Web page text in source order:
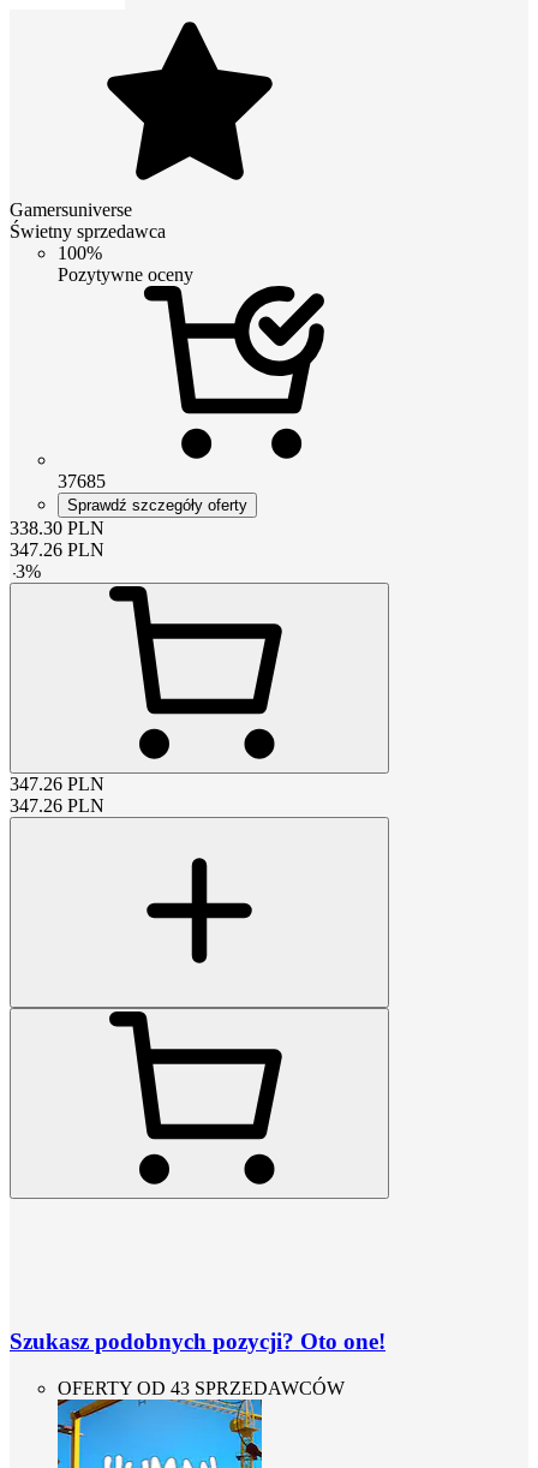
Gamersuniverse
Świetny sprzedawca
100%
Pozytywne oceny
37685
Sprawdź szczegóły oferty
338.30 PLN
347.26 PLN
-3%
347.26 PLN
347.26 PLN
Szukasz podobnych pozycji? Oto one!
OFERTY OD 43 SPRZEDAWCÓW